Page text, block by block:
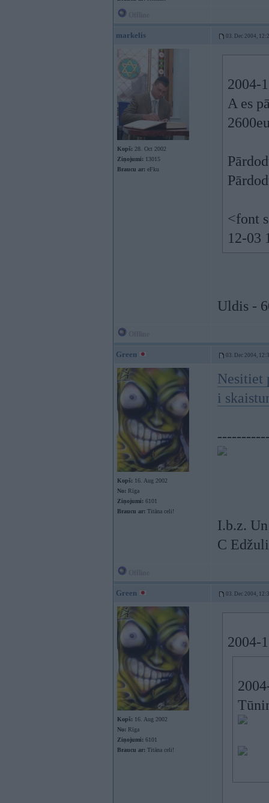
markelis 03. Dec 2004,
Kopš: 28. Oct 2002
Ziņojumi: 13015
Braucu ar: eFku
2004-
A es
<font
12-03
Uldis -
Green 03. Dec 2004,
Kopš: 16. Aug 2002
No: Rīga
Ziņojumi: 6101
Braucu ar: Titāna celi!
Nesitiet
i
I.b.z.
C
Green 03. Dec 2004,
Kopš: 16. Aug 2002
No: Rīga
Ziņojumi: 6101
Braucu ar: Titāna celi!
2004-